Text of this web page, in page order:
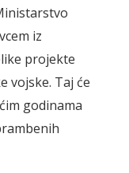
iz
projekte
vojske. Taj će
godinama